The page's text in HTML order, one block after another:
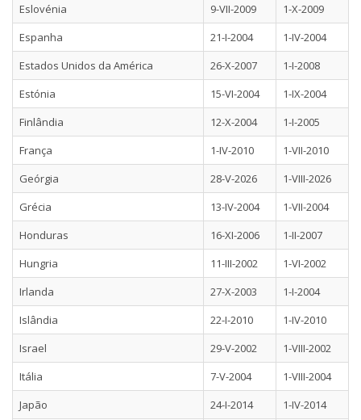
Eslovénia
9-VII-2009
1-X-2009
Espanha
21-I-2004
1-IV-2004
Estados Unidos da América
26-X-2007
1-I-2008
Estónia
15-VI-2004
1-IX-2004
Finlândia
12-X-2004
1-I-2005
França
1-IV-2010
1-VII-2010
Geórgia
28-V-2026
1-VIII-2026
Grécia
13-IV-2004
1-VII-2004
Honduras
16-XI-2006
1-II-2007
Hungria
11-III-2002
1-VI-2002
Irlanda
27-X-2003
1-I-2004
Islândia
22-I-2010
1-IV-2010
Israel
29-V-2002
1-VIII-2002
Itália
7-V-2004
1-VIII-2004
Japão
24-I-2014
1-IV-2014